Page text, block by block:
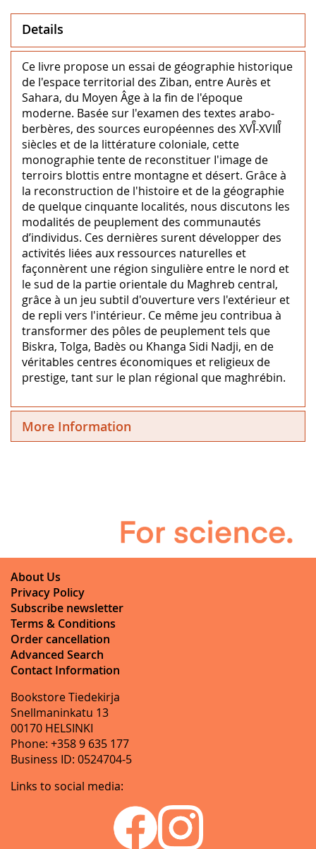
Details
Ce livre propose un essai de géographie historique
de l'espace territorial des Ziban, entre Aurès et
Sahara, du Moyen Âge à la fin de l'époque
moderne. Basée sur l'examen des textes arabo-
berbères, des sources européennes des XVIͤ-XVIIIͤ
siècles et de la littérature coloniale, cette
monographie tente de reconstituer I'image de
terroirs blottis entre montagne et désert. Grâce à
la reconstruction de l'histoire et de la géographie
de quelque cinquante localités, nous discutons les
modalités de peuplement des communautés
d’individus. Ces dernières surent développer des
activités liées aux ressources naturelles et
façonnèrent une région singulière entre le nord et
le sud de la partie orientale du Maghreb central,
grâce à un jeu subtil d'ouverture vers l'extérieur et
de repli vers I'intérieur. Ce même jeu contribua à
transformer des pôles de peuplement tels que
Biskra, Tolga, Badès ou Khanga Sidi Nadji, en de
véritables centres économiques et religieux de
prestige, tant sur le plan régional que maghrébin.
More Information
About Us
Privacy Policy
Subscribe newsletter
Terms & Conditions
Order cancellation
Advanced Search
Contact Information
Bookstore Tiedekirja
Snellmaninkatu 13
00170 HELSINKI
Phone: +358 9 635 177
Business ID: 0524704-5
Links to social media: